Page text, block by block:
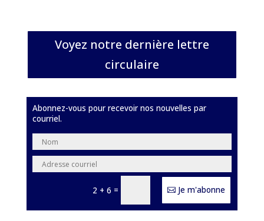
Voyez notre dernière lettre
circulaire
Abonnez-vous pour recevoir nos nouvelles par
courriel.
2 + 6 = Je m'abonne